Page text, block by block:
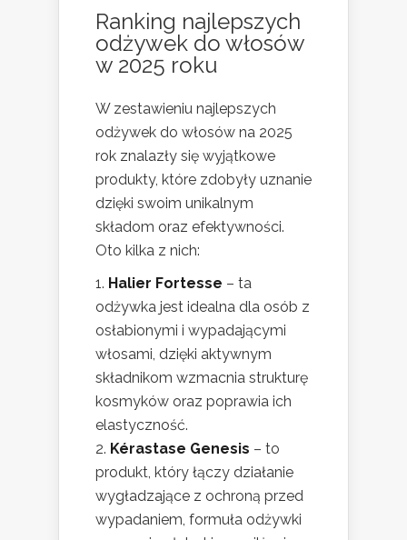
Ranking najlepszych
odżywek do włosów
w 2025 roku
W zestawieniu najlepszych
odżywek do włosów na 2025
rok znalazły się wyjątkowe
produkty, które zdobyły uznanie
dzięki swoim unikalnym
składom oraz efektywności.
Oto kilka z nich:
Halier Fortesse – ta
odżywka jest idealna dla osób z
osłabionymi i wypadającymi
włosami, dzięki aktywnym
składnikom wzmacnia strukturę
kosmyków oraz poprawia ich
elastyczność.
Kérastase Genesis – to
produkt, który łączy działanie
wygładzające z ochroną przed
wypadaniem, formuła odżywki